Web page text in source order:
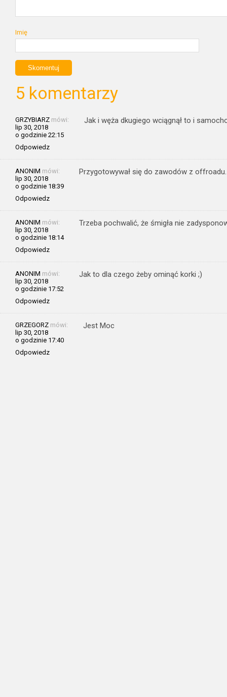
Imię
5 komentarzy
GRZYBIARZ mówi:
lip 30, 2018
o godzinie 22:15
Odpowiedz
Jak i węża dkugiego wciągnął to i
ANONIM mówi:
lip 30, 2018
o godzinie 18:39
Odpowiedz
Przygotowywał się do zawodów z offroadu.
ANONIM mówi:
lip 30, 2018
o godzinie 18:14
Odpowiedz
Trzeba pochwalić, że śmigła nie
ANONIM mówi:
lip 30, 2018
o godzinie 17:52
Odpowiedz
Jak to dla czego żeby ominąć korki ;)
GRZEGORZ mówi:
lip 30, 2018
o godzinie 17:40
Odpowiedz
Jest Moc